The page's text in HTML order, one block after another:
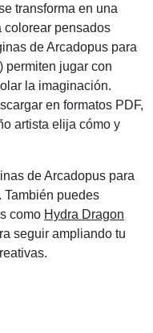
transforma en una
colorear pensados
de Arcadopus para
permiten jugar con
la imaginación.
en formatos PDF,
artista elija cómo y
de Arcadopus para
También puedes
como Hydra Dragon
seguir ampliando tu